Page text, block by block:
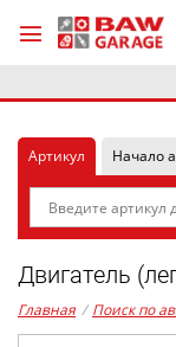
Артикул Начало
Двигатель
Главная / Поиск по